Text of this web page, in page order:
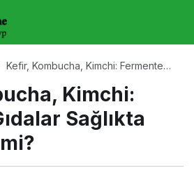
Kefir, Kombucha, Kimchi: Fermente
Kimchi:
Sağlıkta
Kimchi: Fermente Gıdalar